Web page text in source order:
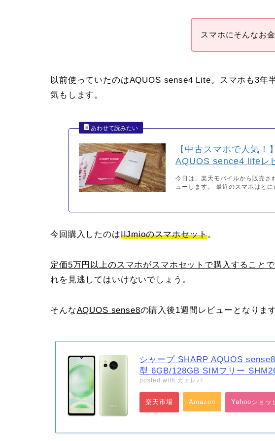
スマホにそんなお
以前使っていたのはAQUOS sense4 Lite。スマホも3年
気もします。
【中古スマホで人気
AQUOS sence4 liteレ
今日は、楽天モバイルから販売
ューします。 最近のスマホはと
今回購入したのはIIJmioのスマホセット。
定価5万円以上のスマホがスマホセットで購入すること
れを見逃してはいけないでしょう。
そんなAQUOS sense8の購入後1週間レビューとなります
シャープ SHARP AQUOS
型 6GB/128GB SIMフリー
posted with カエレバ
楽天市場 Amazon Yahooショッ